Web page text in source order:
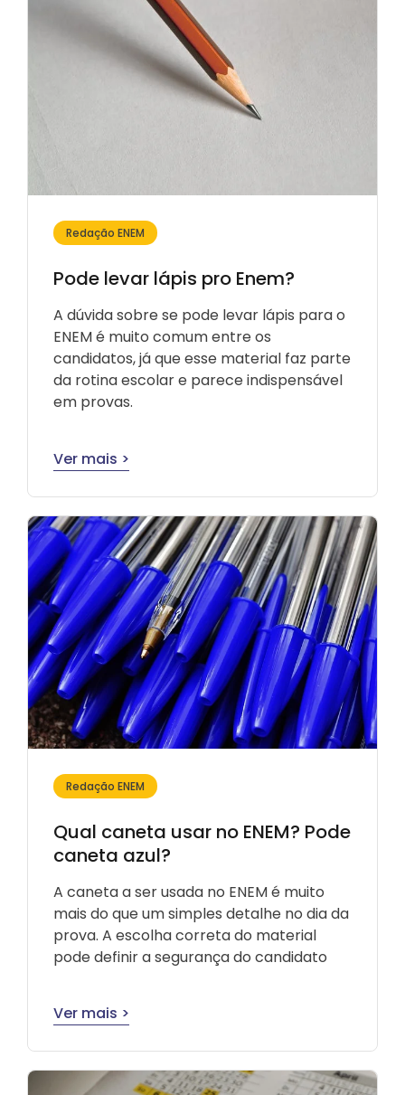
Redação ENEM
Pode levar lápis pro Enem?
A dúvida sobre se pode levar lápis para o
ENEM é muito comum entre os
candidatos, já que esse material faz parte
da rotina escolar e parece indispensável
em provas.
Ver mais >
Redação ENEM
Qual caneta usar no ENEM? Pode
caneta azul?
A caneta a ser usada no ENEM é muito
mais do que um simples detalhe no dia da
prova. A escolha correta do material
pode definir a segurança do candidato
Ver mais >